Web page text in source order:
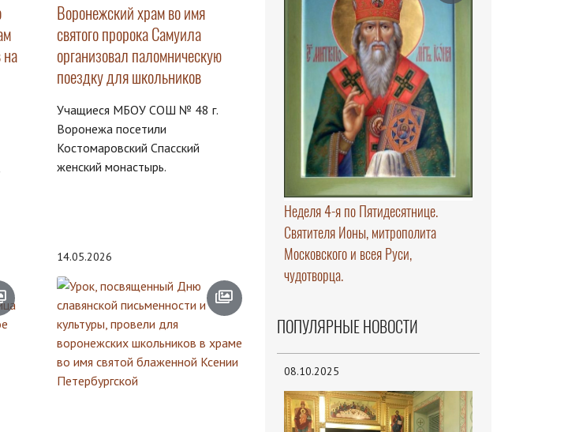
Воронежский храм во имя
святого пророка Самуила
организовал паломническую
поездку для школьников
Учащиеся МБОУ СОШ № 48 г.
Воронежа посетили
Костомаровский Спасский
женский монастырь.
14.05.2026
Неделя 4-я по Пятидесятнице.
Святителя Ионы, митрополита
Московского и всея Руси,
чудотворца.
ПОПУЛЯРНЫЕ НОВОСТИ
08.10.2025